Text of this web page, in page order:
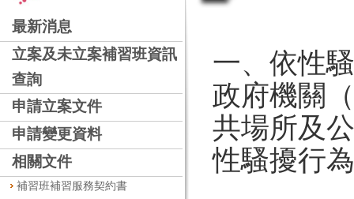
最新消息
立案及未立案補習班資訊
查詢
申請立案文件
申請變更資料
相關文件
補習班補習服務契約書
一、依性
政府機關
共場所及
性騷擾行